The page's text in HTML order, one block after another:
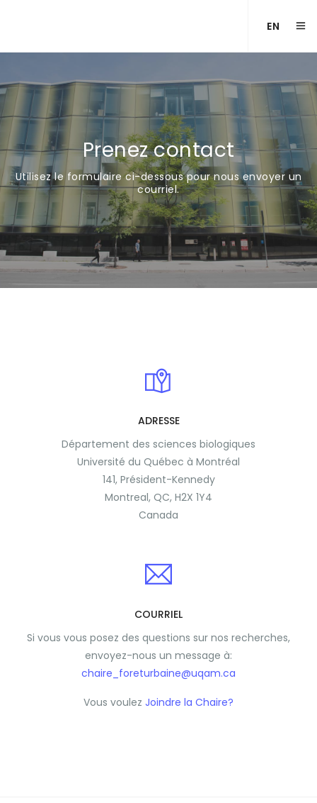
EN
Prenez contact
Utilisez le formulaire ci-dessous pour nous envoyer un
courriel.
ADRESSE
Département des sciences biologiques
Université du Québec à Montréal
141, Président-Kennedy
Montreal, QC, H2X 1Y4
Canada
COURRIEL
Si vous vous posez des questions sur nos recherches,
envoyez-nous un message à:
chaire_foreturbaine@uqam.ca
Vous voulez Joindre la Chaire?